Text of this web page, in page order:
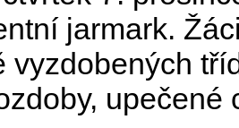
jarmark.
vyzdobených
upečené